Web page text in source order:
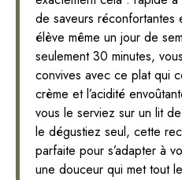
de saveurs réconfortantes
élève même un jour de
seulement 30 minutes,
convives avec ce plat qui
crème et l’acidité
vous le serviez sur un lit
le dégustiez seul, cette
parfaite pour s’adapter à
une douceur qui met tout